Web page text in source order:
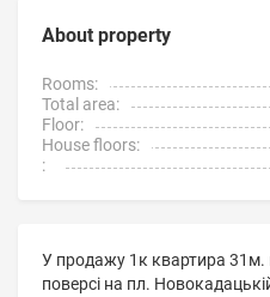
About property
Rooms:
Total area:
Floor:
House floors:
:
У продажу 1к квартира
поверсі на пл.